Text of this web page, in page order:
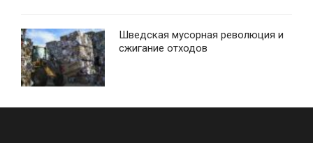
Шведская мусорная революция и
сжигание отходов